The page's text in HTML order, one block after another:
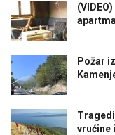
Požar
vrućine